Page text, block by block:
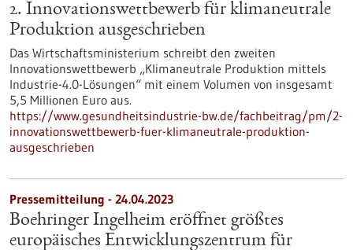
2. Innovationswettbewerb für klimaneutrale
Produktion ausgeschrieben
Das Wirtschaftsministerium schreibt den zweiten
Innovationswettbewerb „Klimaneutrale Produktion mittels
Industrie-4.0-Lösungen“ mit einem Volumen von insgesamt
5,5 Millionen Euro aus.
https://www.gesundheitsindustrie-bw.de/fachbeitrag/pm/2-
innovationswettbewerb-fuer-klimaneutrale-produktion-
ausgeschrieben
Pressemitteilung - 24.04.2023
Boehringer Ingelheim eröffnet größtes
europäisches Entwicklungszentrum für